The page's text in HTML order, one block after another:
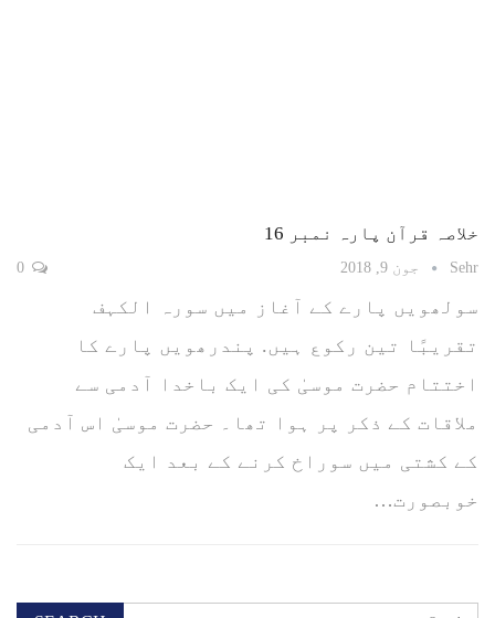
خلاصہ قرآن پارہ نمبر 16
Sehr جون 9, 2018
سولھویں پارے کے آغاز میں سورہ الکہف
تقریبًا تین رکوع ہیں. پندرھویں پارے کا
اختتام حضرت موسیٰ کی ایک باخدا آدمی سے
ملاقات کے ذکر پر ہوا تھا۔ حضرت موسیٰ اس آدمی
کے کشتی میں سوراخ کرنے کے بعد ایک
خوبصورت…